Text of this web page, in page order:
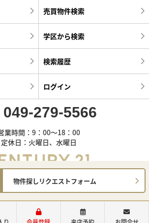
物件探しリクエストフォーム
売買物件検索
学区から検索
検索履歴
ログイン
049-279-5566
業時間：9：00～18：00
定休日：火曜日、水曜日
ンチュリー21明和ハウス